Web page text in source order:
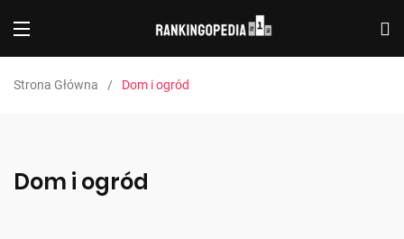
Strona Główna Dom i ogród
Dom i ogród